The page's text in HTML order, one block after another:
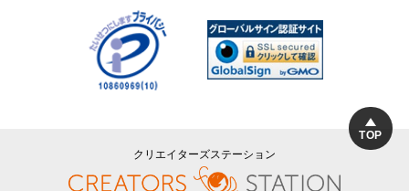
TOP
クリエイターズステーション